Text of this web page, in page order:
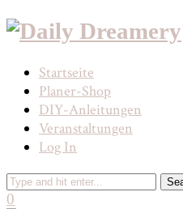
Startseite
Planer-Shop
DIY-Anleitungen
Veranstaltungen
Log In
0